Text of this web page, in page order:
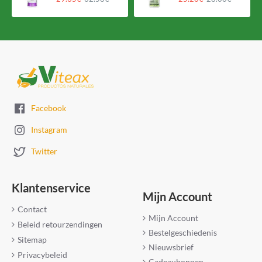
Facebook
Instagram
Twitter
Klantenservice
Contact
Beleid retourzendingen
Sitemap
Privacybeleid
Mijn Account
Mijn Account
Bestelgeschiedenis
Nieuwsbrief